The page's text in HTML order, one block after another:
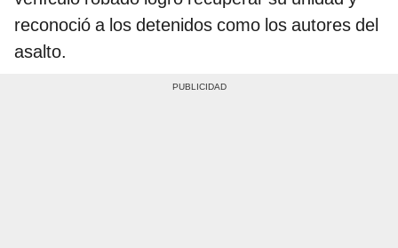
reconoció a los detenidos como los autores del
asalto.